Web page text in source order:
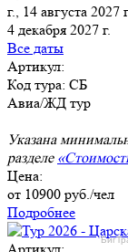
г., 14 августа 2027
4 декабря 2027 г.
Все даты
Артикул:
Код тура: СБ
Авиа/ЖД тур
Указана
разделе
Цена:
от 10900 руб./чел
Подробнее